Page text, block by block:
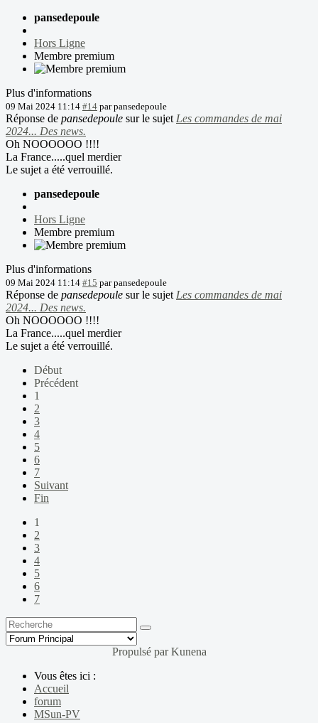
pansedepoule
Hors Ligne
Membre premium
Plus d'informations
09 Mai 2024 11:14 #14 parpansedepoule
Réponse de pansedepoule sur le sujet Les commandes de mai
2024... Des news.
Oh NOOOOOO !!!!
La France.....quel merdier
Le sujet a été verrouillé.
pansedepoule
Hors Ligne
Membre premium
Plus d'informations
09 Mai 2024 11:14 #15 parpansedepoule
Réponse de pansedepoule sur le sujet Les commandes de mai
2024... Des news.
Oh NOOOOOO !!!!
La France.....quel merdier
Le sujet a été verrouillé.
Début
Précédent
1
2
3
4
5
6
7
Suivant
Fin
1
2
3
4
5
6
7
Propulsé parKunena
Vous êtes ici :
Accueil
forum
MSun-PV